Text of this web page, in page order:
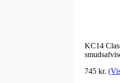
KC14
745 kr.